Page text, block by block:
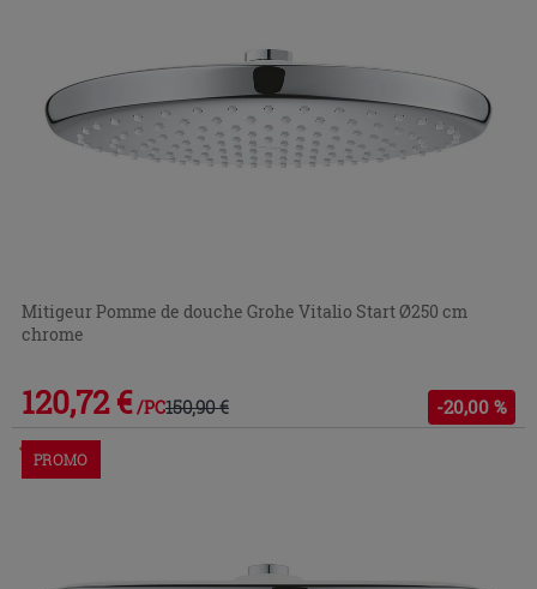
Mitigeur Pomme de douche Grohe Vitalio Start Ø250 cm
chrome
120,72 € /PC150,90 € -20,00 %
Commandable en magasin ou via le service client
PROMO